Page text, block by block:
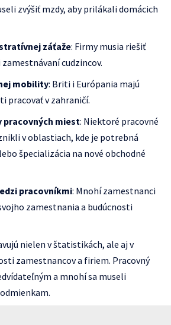
zvýšiť mzdy, aby prilákali domácich
záťaže: Firmy musia riešiť
cudzincov.
mobility: Briti i Európania majú
pracovať v zahraničí.
pracovných miest: Niektoré pracovné
v oblastiach, kde je potrebná
špecializácia na nové obchodné
pracovníkmi: Mnohí zamestnanci
zamestnania a budúcnosti
nielen v štatistikách, ale aj v
zamestnancov a firiem. Pracovný
a mnohí sa museli